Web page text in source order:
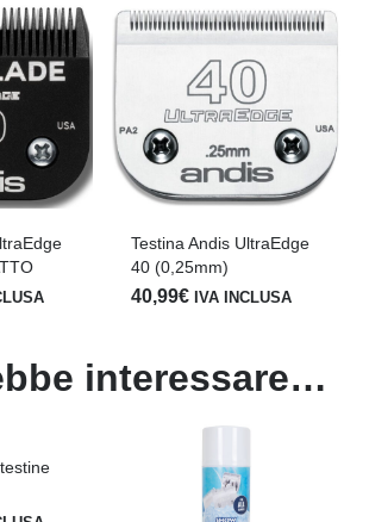
Testina Andis UltraEdge
40 (0,25mm)
40,99€ IVA INCLUSA
interessare…